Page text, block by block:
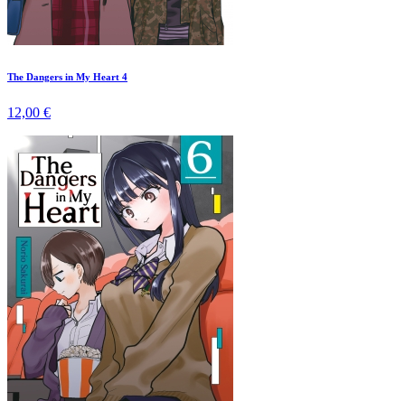
The Dangers in My Heart 4
12,00 €